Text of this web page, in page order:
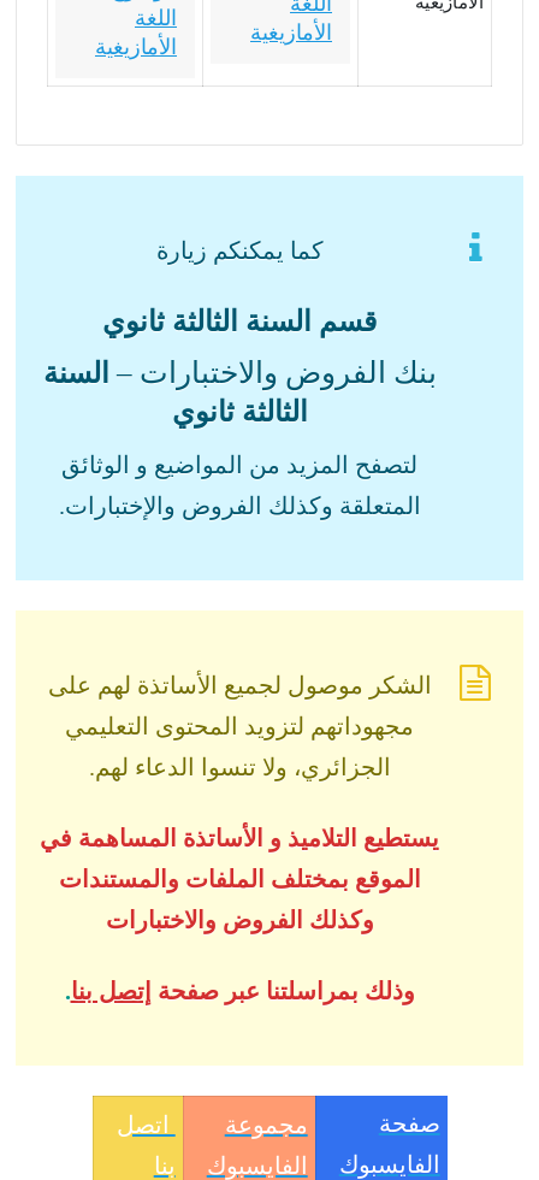
الأمازيغية
اللغة
الأمازيغية
كما يمكنكم زيارة
قسم السنة الثالثة ثانوي
بنك الفروض والاختبارات – السنة
الثالثة ثانوي
لتصفح المزيد من المواضيع و الوثائق
المتعلقة وكذلك الفروض والإختبارات.
الشكر موصول لجميع الأساتذة لهم على
مجهوداتهم لتزويد المحتوى التعليمي
الجزائري، ولا تنسوا الدعاء لهم.
يستطيع التلاميذ و الأساتذة المساهمة في
الموقع بمختلف الملفات والمستندات
وكذلك الفروض والاختبارات
وذلك بمراسلتنا عبر صفحة إتصل بنا.
صفحة
الفايسبوك
مجموعة
الفايسبوك
اتصل
بنا